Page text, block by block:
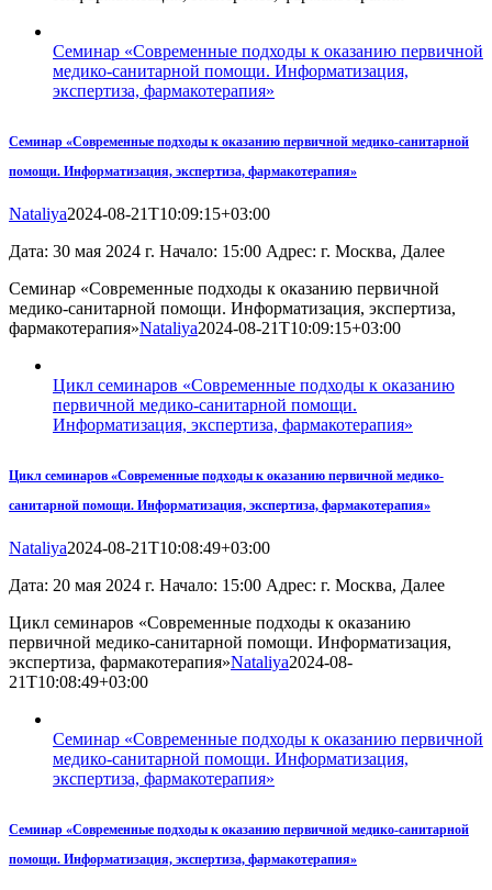
Семинар «Современные подходы к оказанию первичной
медико-санитарной помощи. Информатизация,
экспертиза, фармакотерапия»
Семинар «Современные подходы к оказанию первичной медико-санитарной
помощи. Информатизация, экспертиза, фармакотерапия»
Nataliya2024-08-21T10:09:15+03:00
Дата: 30 мая 2024 г. Начало: 15:00 Адрес: г. Москва, Далее
Семинар «Современные подходы к оказанию первичной
медико-санитарной помощи. Информатизация, экспертиза,
фармакотерапия»Nataliya2024-08-21T10:09:15+03:00
Цикл семинаров «Современные подходы к оказанию
первичной медико-санитарной помощи.
Информатизация, экспертиза, фармакотерапия»
Цикл семинаров «Современные подходы к оказанию первичной медико-
санитарной помощи. Информатизация, экспертиза, фармакотерапия»
Nataliya2024-08-21T10:08:49+03:00
Дата: 20 мая 2024 г. Начало: 15:00 Адрес: г. Москва, Далее
Цикл семинаров «Современные подходы к оказанию
первичной медико-санитарной помощи. Информатизация,
экспертиза, фармакотерапия»Nataliya2024-08-
21T10:08:49+03:00
Семинар «Современные подходы к оказанию первичной
медико-санитарной помощи. Информатизация,
экспертиза, фармакотерапия»
Семинар «Современные подходы к оказанию первичной медико-санитарной
помощи. Информатизация, экспертиза, фармакотерапия»